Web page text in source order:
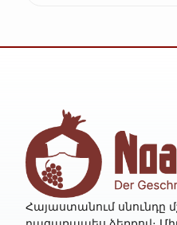
Հայաստանում սնունդը